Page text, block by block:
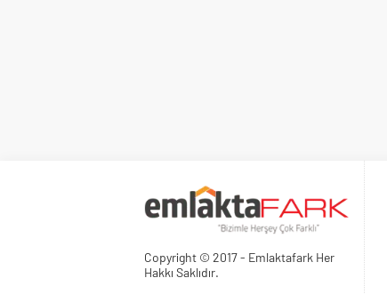
Copyright © 2017 - Emlaktafark Her
Hakkı Saklıdır.